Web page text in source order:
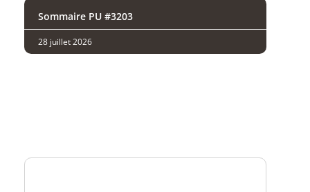
Sommaire PU #3203
28 juillet 2026